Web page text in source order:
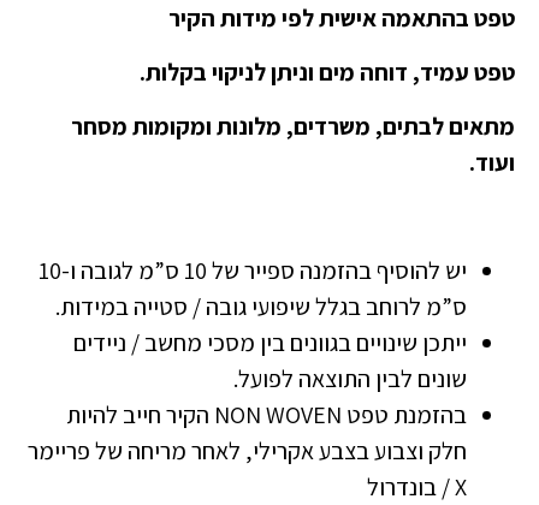
טפט בהתאמה אישית לפי מידות הקיר
טפט עמיד, דוחה מים וניתן לניקוי בקלות.
מתאים לבתים, משרדים, מלונות ומקומות מסחר
ועוד.
יש להוסיף בהזמנה ספייר של 10 ס”מ לגובה ו-10
ס”מ לרוחב בגלל שיפועי גובה / סטייה במידות.
ייתכן שינויים בגוונים בין מסכי מחשב / ניידים
שונים לבין התוצאה לפועל.
בהזמנת טפט NON WOVEN הקיר חייב להיות
חלק וצבוע בצבע אקרילי, לאחר מריחה של פריימר
X / בונדרול